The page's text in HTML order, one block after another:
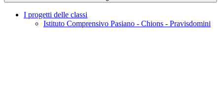
I progetti delle classi
Istituto Comprensivo Pasiano - Chions - Pravisdomini